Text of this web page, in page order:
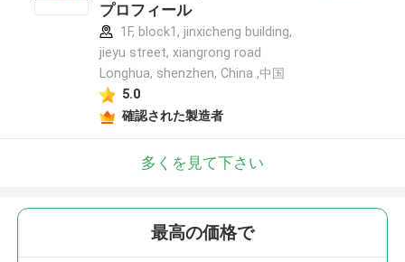
プロフィール
1F, block1, jinxicheng building,
jieyu street, xiangrong road
Longhua, shenzhen, China ,中国
5.0
確認された製造者
多くを見て下さい
最高の価格で